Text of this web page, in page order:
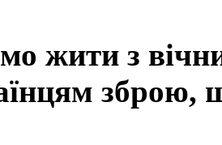
жити з
зброю,